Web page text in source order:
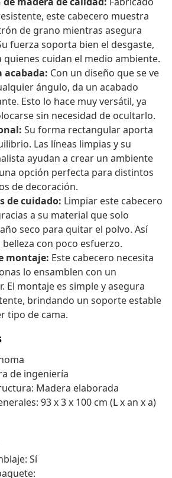
este cabecero muestra
de grano mientras asegura
fuerza soporta bien el desgaste,
cuidan el medio ambiente.
acabada: Con un diseño que se ve
ángulo, da un acabado
Esto lo hace muy versátil, ya
sin necesidad de ocultarlo.
Su forma rectangular aporta
Las líneas limpias y su
ayudan a crear un ambiente
opción perfecta para distintos
de decoración.
de cuidado: Limpiar este cabecero
a su material que solo
seco para quitar el polvo. Así
con poco esfuerzo.
montaje: Este cabecero necesita
lo ensamblen con un
El montaje es simple y asegura
brindando un soporte estable
tipo de cama.
de ingeniería
Madera elaborada
93 x 3 x 100 cm (L x an x a)
Sí